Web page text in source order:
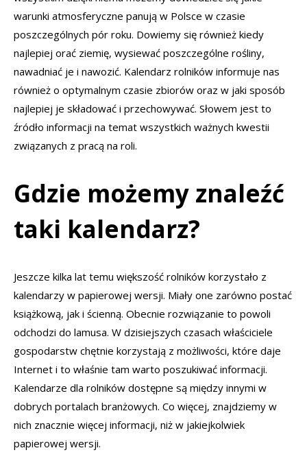
warunki atmosferyczne panują w Polsce w czasie
poszczególnych pór roku. Dowiemy się również kiedy
najlepiej orać ziemię, wysiewać poszczególne rośliny,
nawadniać je i nawozić. Kalendarz rolników informuje nas
również o optymalnym czasie zbiorów oraz w jaki sposób
najlepiej je składować i przechowywać. Słowem jest to
źródło informacji na temat wszystkich ważnych kwestii
związanych z pracą na roli.
Gdzie możemy znaleźć
taki kalendarz?
Jeszcze kilka lat temu większość rolników korzystało z
kalendarzy w papierowej wersji. Miały one zarówno postać
książkową, jak i ścienną. Obecnie rozwiązanie to powoli
odchodzi do lamusa. W dzisiejszych czasach właściciele
gospodarstw chętnie korzystają z możliwości, które daje
Internet i to właśnie tam warto poszukiwać informacji.
Kalendarze dla rolników dostępne są między innymi w
dobrych portalach branżowych. Co więcej, znajdziemy w
nich znacznie więcej informacji, niż w jakiejkolwiek
papierowej wersji.